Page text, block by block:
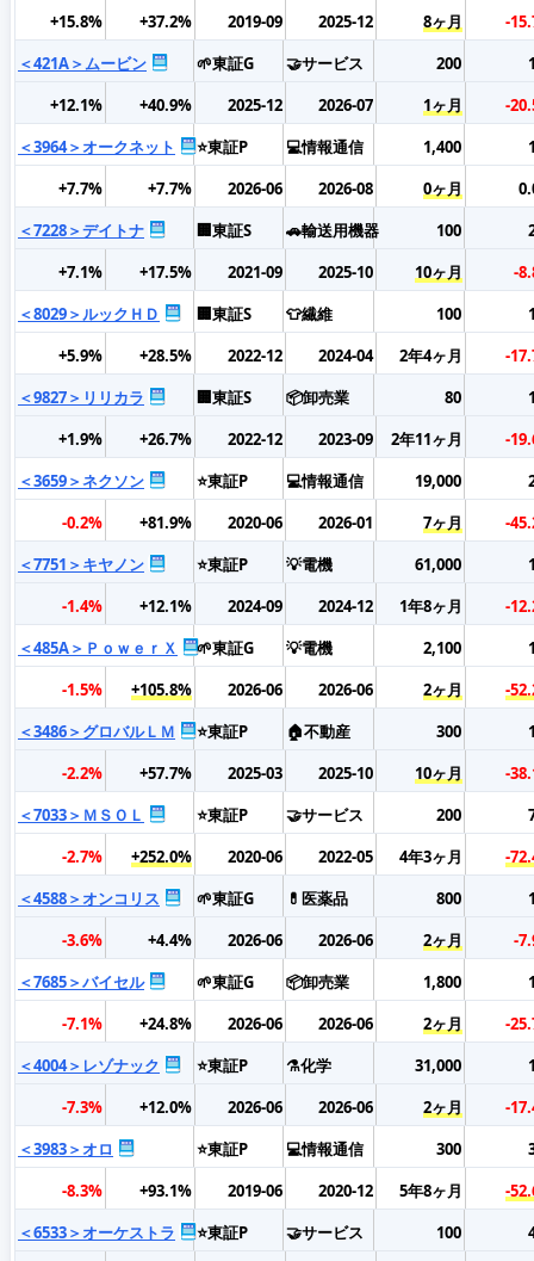
+15.8%
+37.2% 2019-09 2025-12 8ヶ月
-
＜421A＞ムービン
🌱東証G 🤝サービス 200
+12.1%
+40.9% 2025-12 2026-07 1ヶ月
-
＜3964＞オークネット
⭐東証P 💻情報通信 1,400
+7.7%
+7.7% 2026-06 2026-08 0ヶ月
＜7228＞デイトナ
🏢東証S 🚗輸送用機器 100
+7.1%
+17.5% 2021-09 2025-10 10ヶ月
-
＜8029＞ルックＨＤ
🏢東証S 👕繊維 100
+5.9%
+28.5% 2022-12 2024-04 2年4ヶ月
-
＜9827＞リリカラ
🏢東証S 📦卸売業 80
+1.9%
+26.7% 2022-12 2023-09 2年11ヶ月
-
＜3659＞ネクソン
⭐東証P 💻情報通信 19,000
-0.2%
+81.9% 2020-06 2026-01 7ヶ月
-
＜7751＞キヤノン
⭐東証P 💡電機 61,000
-1.4%
+12.1% 2024-09 2024-12 1年8ヶ月
-
＜485A＞ＰｏｗｅｒＸ
🌱東証G 💡電機 2,100
-1.5%
+105.8% 2026-06 2026-06 2ヶ月
-
＜3486＞グロバルＬＭ
⭐東証P 🏠不動産 300
-2.2%
+57.7% 2025-03 2025-10 10ヶ月
-
＜7033＞ＭＳＯＬ
⭐東証P 🤝サービス 200
-2.7%
+252.0% 2020-06 2022-05 4年3ヶ月
-
＜4588＞オンコリス
🌱東証G 💊医薬品 800
-3.6%
+4.4% 2026-06 2026-06 2ヶ月
-
＜7685＞バイセル
🌱東証G 📦卸売業 1,800
-7.1%
+24.8% 2026-06 2026-06 2ヶ月
-
＜4004＞レゾナック
⭐東証P ⚗️化学 31,000
-7.3%
+12.0% 2026-06 2026-06 2ヶ月
-
＜3983＞オロ
⭐東証P 💻情報通信 300
-8.3%
+93.1% 2019-06 2020-12 5年8ヶ月
-
＜6533＞オーケストラ
⭐東証P 🤝サービス 100